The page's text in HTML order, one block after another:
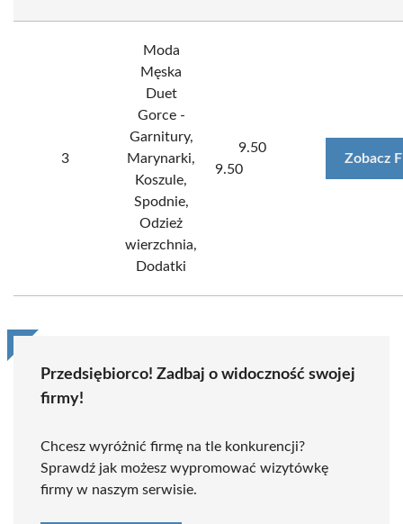
3
Moda
Męska
Duet
Gorce -
Garnitury,
Marynarki,
Koszule,
Spodnie,
Odzież
wierzchnia,
Dodatki
9.50
9.50
Zobacz
Przedsiębiorco! Zadbaj o widoczność swojej
firmy!
Chcesz wyróżnić firmę na tle konkurencji?
Sprawdź jak możesz wypromować wizytówkę
firmy w naszym serwisie.